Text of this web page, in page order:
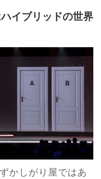
イブリッドの世界
かしがり屋ではあ